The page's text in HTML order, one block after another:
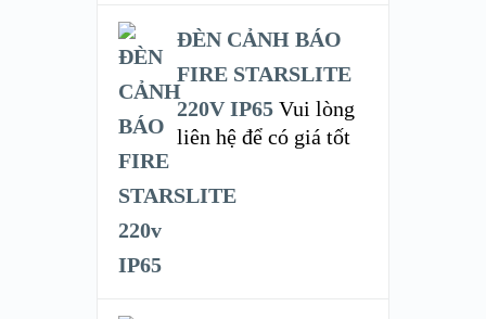
ĐÈN CẢNH BÁO
FIRE STARSLITE
220V IP65 Vui lòng
liên hệ để có giá tốt